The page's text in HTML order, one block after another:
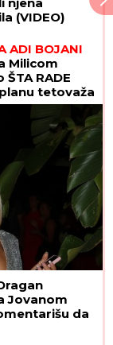
(VIDEO)
ADI BOJANI
Milicom
RADE
tetovaža
(FOTO)
Jovanom
da